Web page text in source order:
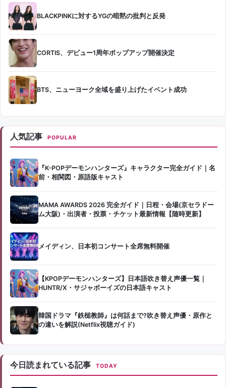
BLACKPINKに対するYGの暗黙の批判と反発
CORTIS、デビュー1周年ポップアップ開催決定
BTS、ニューヨーク全域を盛り上げたイベント成功
人気記事 POPULAR
『K-POPデーモンハンターズ』キャラクター完全ガイド｜名
前・相関図・原語版キャスト
MAMA AWARDS 2026 完全ガイド｜日程・会場(京セラドー
ム大阪)・出演者・投票・チケット最新情報【随時更新】
メイディン、日本初コンサート全席無料開催
【KPOPデーモンハンターズ】日本語吹き替え声優一覧｜
HUNTR/X・サジャボーイズの日本語キャスト
韓国ドラマ『鉄槌教師』は何話まで?吹き替え声優・原作と
の違いを解説(Netflix視聴ガイド)
今日読まれている記事 TODAY